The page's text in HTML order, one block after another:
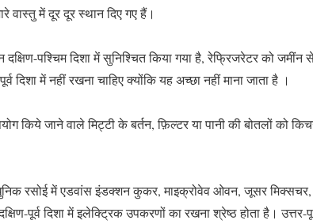
वास्तु में दूर दूर स्थान दिए गए हैं।
पश्चिम दिशा में सुनिश्चित किया गया है, रेफ्रिजरेटर को
दिशा में नहीं रखना चाहिए क्योंकि यह अच्छा नहीं माना जाता है ।
किये जाने वाले मिट्टी के बर्तन, फ़िल्टर या पानी की बोतलों को
रसोई में एडवांस इंडक्शन कुकर, माइक्रोवेव ओवन, जूसर
पूर्व दिशा में इलेक्ट्रिक उपकरणों का रखना श्रेष्ठ होता है।